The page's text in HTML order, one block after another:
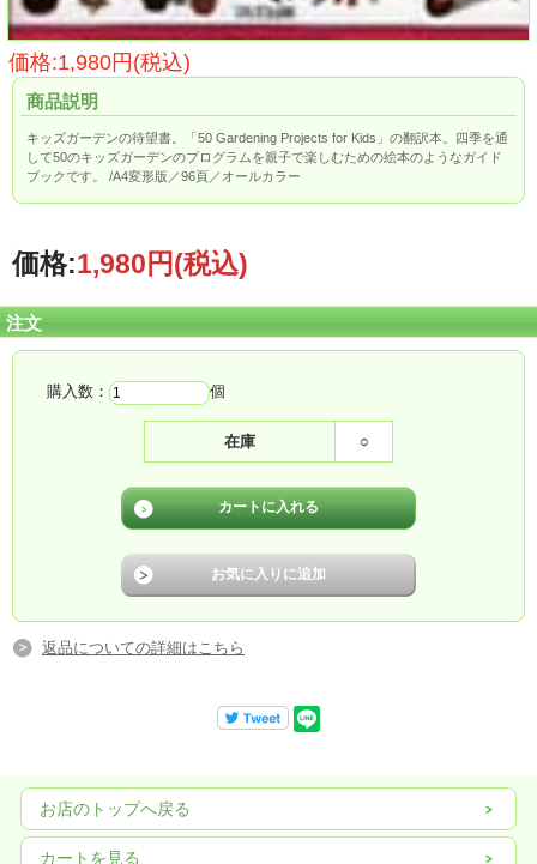
価格:1,980円(税込)
商品説明
キッズガーデンの待望書。「50 Gardening Projects for Kids」の翻訳本。四季を通
して50のキッズガーデンのプログラムを親子で楽しむための絵本のようなガイド
ブックです。 /A4変形版／96頁／オールカラー
価格:1,980円(税込)
注文
購入数： 個
在庫 ○
返品についての詳細はこちら
お店のトップへ戻る
カートを見る